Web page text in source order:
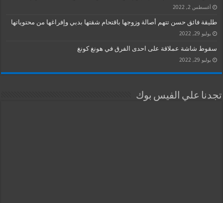
أغسطس 2, 2022
طليقة فائق حسن تتهم أصالة وزوجها باقتحام شقتها بدبي وإفراغها من محتوياتها
يوليو 29, 2022
سقوط شاشة عملاقة على احدى الفرق في هونغ كونغ
يوليو 29, 2022
تجدنا علي الفيس بوك